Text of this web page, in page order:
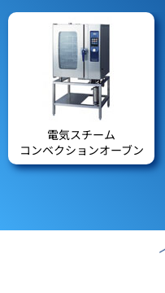
電気スチーム
コンベクションオーブン